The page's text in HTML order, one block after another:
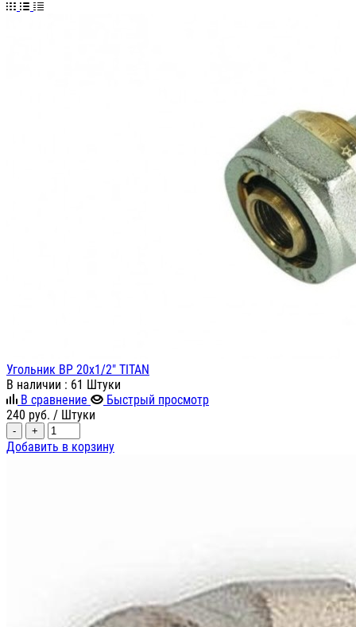
Угольник ВР 20х1/2" TITAN
В наличии : 61 Штуки
В сравнение
Быстрый просмотр
240 руб. / Штуки
- +
Добавить в корзину